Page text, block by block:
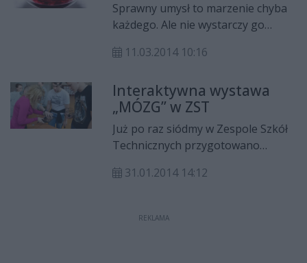
Sprawny umysł to marzenie chyba
każdego. Ale nie wystarczy go
odpowiedniego paliwa.
11.03.2014 10:16
Interaktywna wystawa
„MÓZG” w ZST
Już po raz siódmy w Zespole Szkół
Technicznych przygotowano
„MÓZG”. Tym razem uczniowie
uczenia się.
31.01.2014 14:12
REKLAMA